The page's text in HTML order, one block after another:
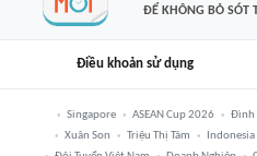
ĐỂ KHÔNG BỎ SÓT
Điều khoản sử dụng
Singapore ASEAN Cup 2026 Đình
Xuân Son
Triệu Thị Tâm Indonesia